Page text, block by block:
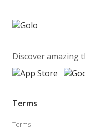
Discover amazing
Terms
Terms